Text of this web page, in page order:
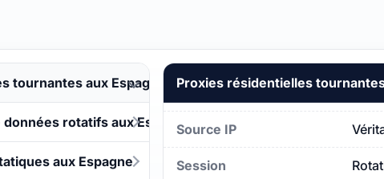
tournantes aux Espagne
rotatifs aux Espagne
aux Espagne
Proxies résidentielles
Source IP
Session